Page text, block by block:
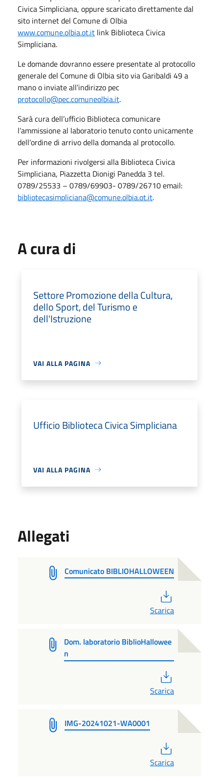
Civica Simpliciana, oppure scaricato direttamente dal
sito internet del Comune di Olbia
www.comune.olbia.ot.it link Biblioteca Civica
Simpliciana.
Le domande dovranno essere presentate al protocollo
generale del Comune di Olbia sito via Garibaldi 49 a
mano o inviate all’indirizzo pec
protocollo@pec.comuneolbia.it.
Sarà cura dell’ufficio Biblioteca comunicare
l’ammissione al laboratorio tenuto conto unicamente
dell’ordine di arrivo della domanda al protocollo.
Per informazioni rivolgersi alla Biblioteca Civica
Simpliciana, Piazzetta Dionigi Panedda 3 tel.
0789/25533 – 0789/69903- 0789/26710 email:
bibliotecasimpliciana@comune.olbia.ot.it.
A cura di
Settore Promozione della Cultura,
dello Sport, del Turismo e
dell'Istruzione
VAI ALLA PAGINA
Ufficio Biblioteca Civica Simpliciana
VAI ALLA PAGINA
Allegati
Comunicato BIBLIOHALLOWEEN
Scarica
Dom. laboratorio BiblioHallowee
n
Scarica
IMG-20241021-WA0001
Scarica